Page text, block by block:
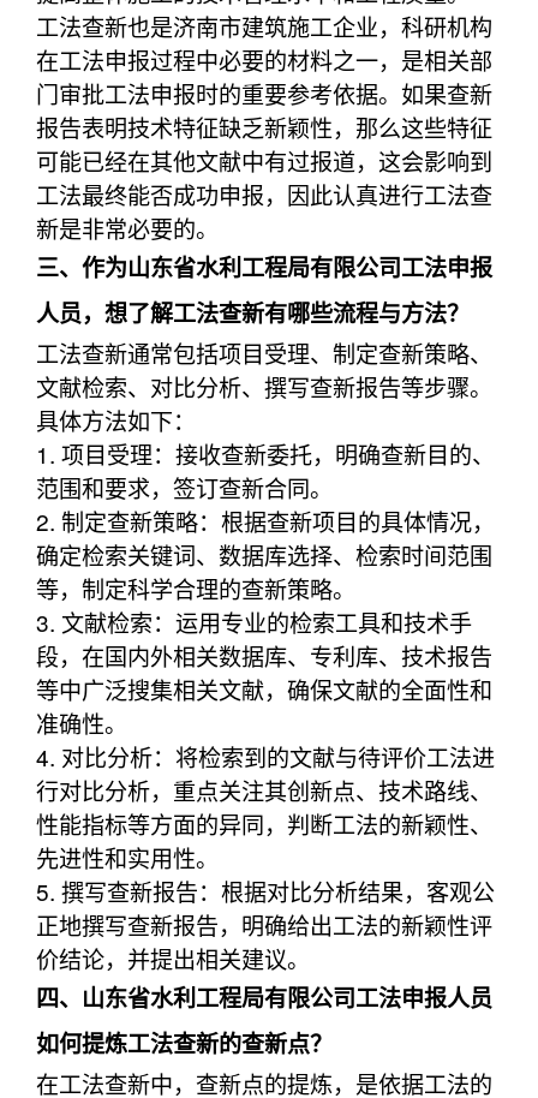
工法查新也是济南市建筑施工企业，科研机构
在工法申报过程中必要的材料之一，是相关部
门审批工法申报时的重要参考依据。如果查新
报告表明技术特征缺乏新颖性，那么这些特征
可能已经在其他文献中有过报道，这会影响到
工法最终能否成功申报，因此认真进行工法查
新是非常必要的。
三、作为山东省水利工程局有限公司工法申报
人员，想了解工法查新有哪些流程与方法？
工法查新通常包括项目受理、制定查新策略、
文献检索、对比分析、撰写查新报告等步骤。
具体方法如下：
1. 项目受理：接收查新委托，明确查新目的、
范围和要求，签订查新合同。
2. 制定查新策略：根据查新项目的具体情况，
确定检索关键词、数据库选择、检索时间范围
等，制定科学合理的查新策略。
3. 文献检索：运用专业的检索工具和技术手
段，在国内外相关数据库、专利库、技术报告
等中广泛搜集相关文献，确保文献的全面性和
准确性。
4. 对比分析：将检索到的文献与待评价工法进
行对比分析，重点关注其创新点、技术路线、
性能指标等方面的异同，判断工法的新颖性、
先进性和实用性。
5. 撰写查新报告：根据对比分析结果，客观公
正地撰写查新报告，明确给出工法的新颖性评
价结论，并提出相关建议。
四、山东省水利工程局有限公司工法申报人员
如何提炼工法查新的查新点？
在工法查新中，查新点的提炼，是依据工法的